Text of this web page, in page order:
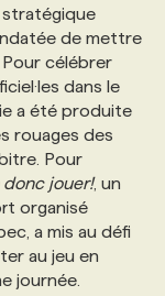
stratégique
de mettre
Pour célébrer
dans le
a été produite
rouages des
Pour
donc jouer!, un
organisé
a mis au défi
au jeu en
journée.